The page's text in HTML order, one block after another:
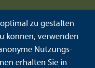
zu gestalten
können, verwenden
Nutzungs­
erhalten Sie in